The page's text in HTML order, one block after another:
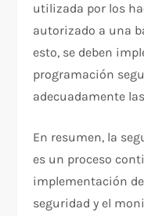
utilizada por los
autorizado a una
esto, se deben
programación
adecuadamente
En resumen, la
es un proceso
implementación
seguridad y el